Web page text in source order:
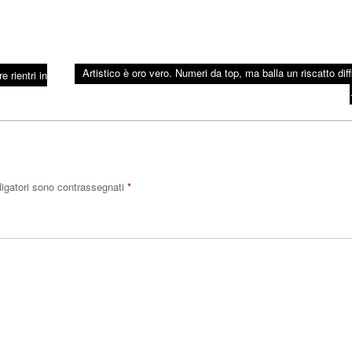
rientri in
Artistico è oro vero. Numeri da top, ma balla un riscatto
sono contrassegnati *